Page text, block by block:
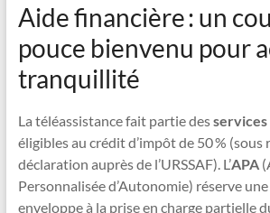
Aide financière : un
pouce bienvenu pour
tranquillité
La téléassistance fait partie desservices
éligibles au crédit d’impôt de 50 % (sous
déclaration auprès de l’URSSAF). L’APA
Personnalisée d’Autonomie) réserve
enveloppe à la prise en charge partielle